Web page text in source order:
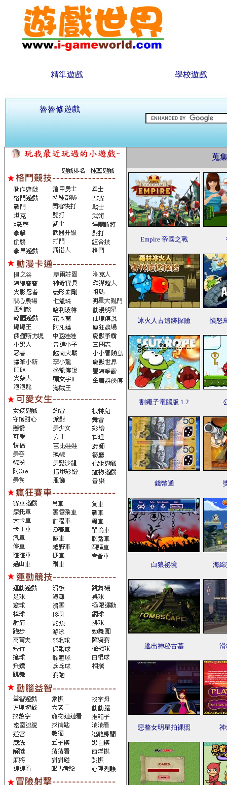
精準遊戲 學校遊戲
魯魯修遊戲
蒐
Empire 帝國之戰
冰火人古遺跡探險 憤怒
割繩子電腦版 1.2
錢幣通
白狼祕境 海
逃出神秘古墓
惡整女明星拍裸照